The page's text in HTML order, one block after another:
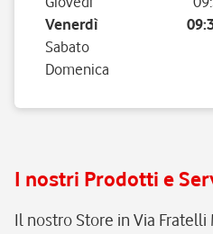
Venerdì
Sabato
Domenica
I nostri Prodotti e
Il nostro Store in Via